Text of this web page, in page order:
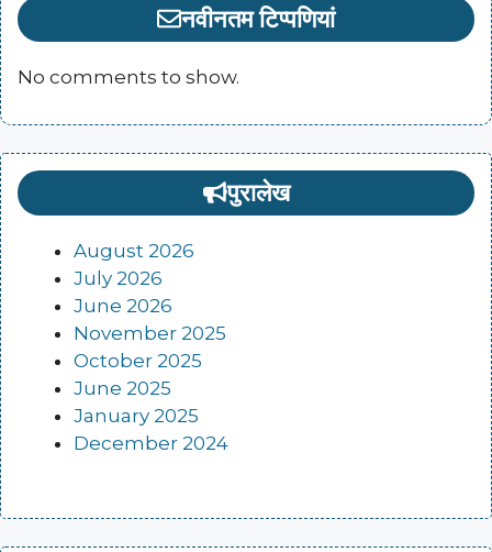
नवीनतम टिप्पणियां
No comments to show.
पुरालेख
August 2026
July 2026
June 2026
November 2025
October 2025
June 2025
January 2025
December 2024